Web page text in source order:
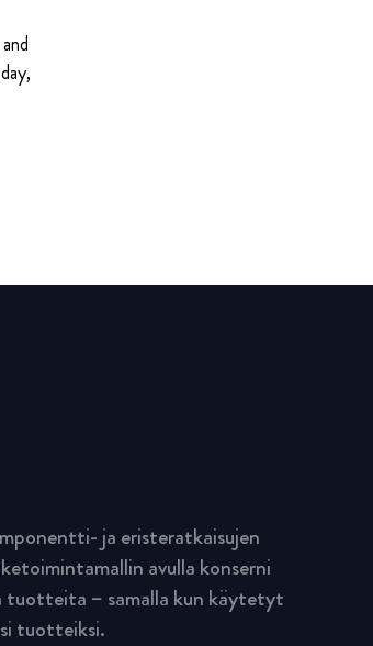
ja eristeratkaisujen
avulla konserni
tuotteita – samalla kun käytetyt
tuotteiksi.